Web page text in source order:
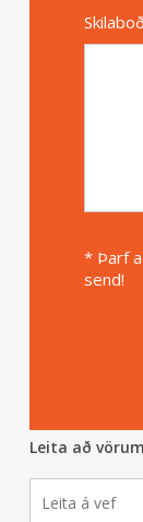
Skilaboð
* Þarf
send!
Leita að vörum